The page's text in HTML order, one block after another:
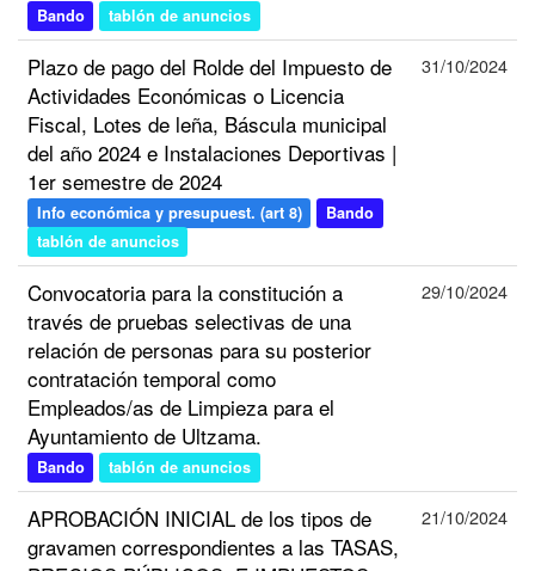
Bando tablón de anuncios
Plazo de pago del Rolde del Impuesto de
Actividades Económicas o Licencia
Fiscal, Lotes de leña, Báscula municipal
del año 2024 e Instalaciones Deportivas |
1er semestre de 2024
Info económica y presupuest. (art 8)
Bando
tablón de anuncios
31/10/2024
Convocatoria para la constitución a
través de pruebas selectivas de una
relación de personas para su posterior
contratación temporal como
Empleados/as de Limpieza para el
Ayuntamiento de Ultzama.
Bando tablón de anuncios
29/10/2024
APROBACIÓN INICIAL de los tipos de
gravamen correspondientes a las TASAS,
21/10/2024